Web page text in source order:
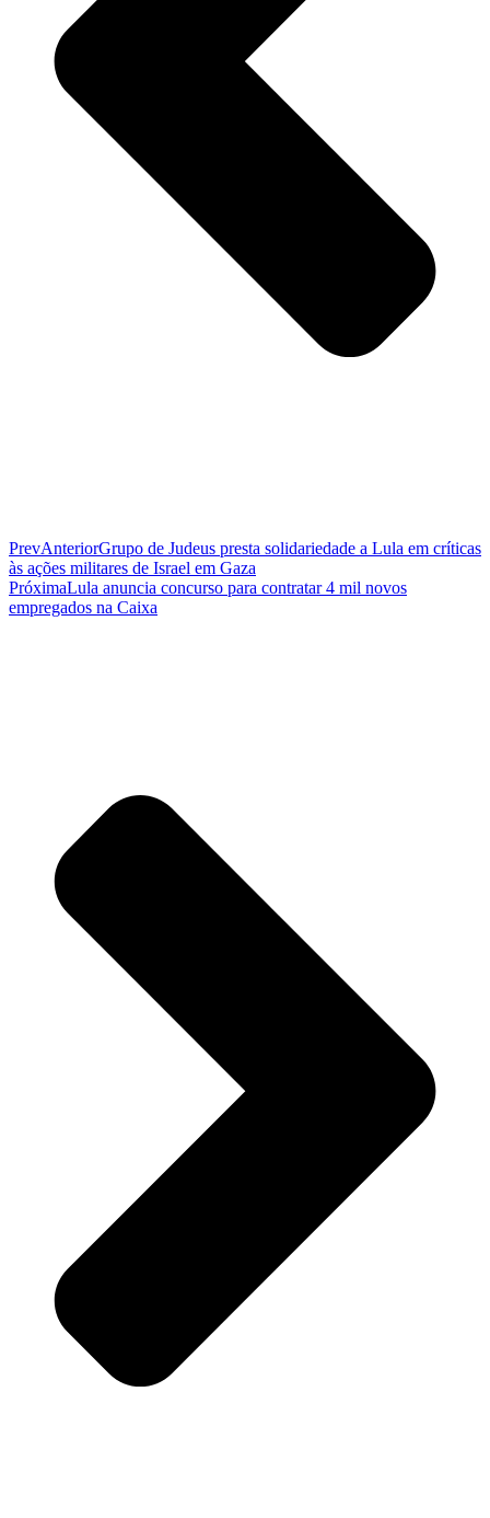
PrevAnteriorGrupo de Judeus presta solidariedade a Lula em críticas
às ações militares de Israel em Gaza
PróximaLula anuncia concurso para contratar 4 mil novos
empregados na Caixa